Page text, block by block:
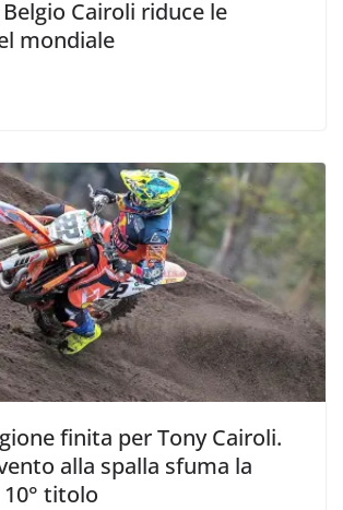
Cairoli riduce le
mondiale
finita per Tony Cairoli.
alla spalla sfuma la
titolo